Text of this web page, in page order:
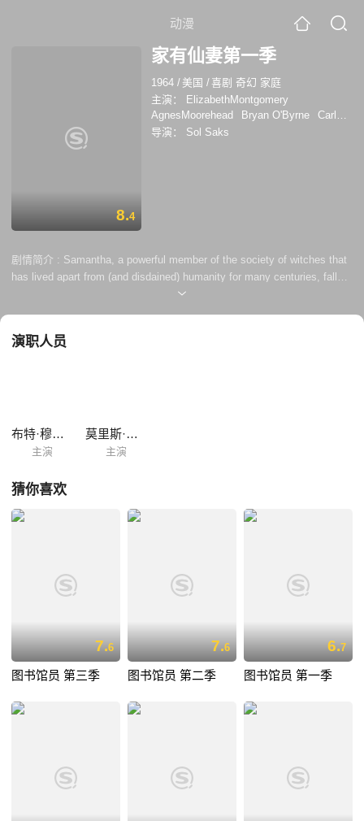
动漫
8.4
家有仙妻第一季
1964 / 美国 /喜剧 奇幻 家庭
主演：
ElizabethMontgomery
AgnesMoorehead
Bryan O'Byrne
Carl
Princi
Melody McCord
导演： Sol Saks
剧情简介 : Samantha, a powerful member of the society of witches that
has lived apart from (and disdained) humanity for many centuries, falls
in love with a mortal, Darrin Stephens. Much to the disgust of most of
able to give up her heritage completely, ...
演职人员
布特·穆斯汀
主演
莫里斯·马尔萨克
主演
猜你喜欢
7.6
图书馆员 第三季
7.6
图书馆员 第二季
6.7
图书馆员 第一季